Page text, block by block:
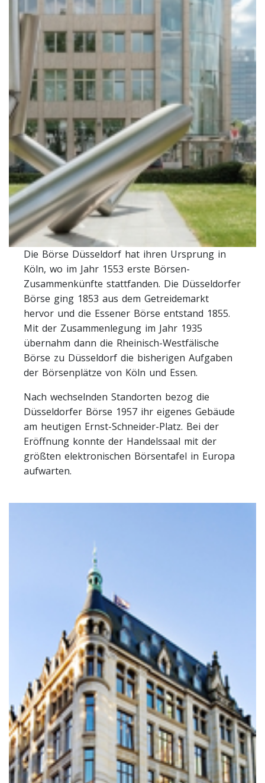
Die Börse Düsseldorf hat ihren Ursprung in
Köln, wo im Jahr 1553 erste Börsen-
Zusammenkünfte stattfanden. Die Düsseldorfer
Börse ging 1853 aus dem Getreidemarkt
hervor und die Essener Börse entstand 1855.
Mit der Zusammenlegung im Jahr 1935
übernahm dann die Rheinisch-Westfälische
Börse zu Düsseldorf die bisherigen Aufgaben
der Börsenplätze von Köln und Essen.
Nach wechselnden Standorten bezog die
Düsseldorfer Börse 1957 ihr eigenes Gebäude
am heutigen Ernst-Schneider-Platz. Bei der
Eröffnung konnte der Handelssaal mit der
größten elektronischen Börsentafel in Europa
aufwarten.